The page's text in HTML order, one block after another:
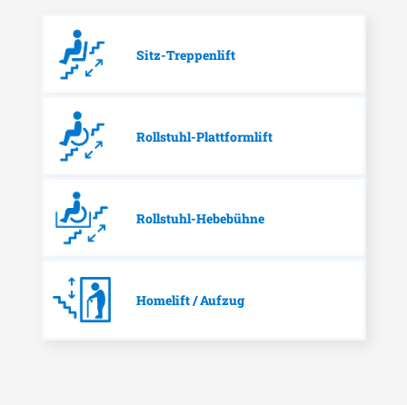
Sitz-Treppenlift
Rollstuhl-Plattformlift
Rollstuhl-Hebebühne
Homelift / Aufzug